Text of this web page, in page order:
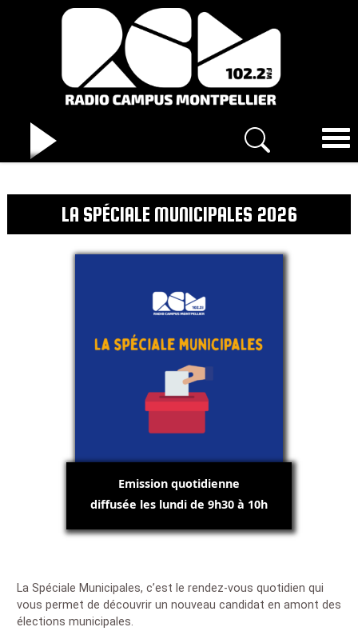
LA SPÉCIALE MUNICIPALES 2026
Emission quotidienne
diffusée les lundi de 9h30 à 10h
La Spéciale Municipales, c’est le rendez-vous quotidien qui
vous permet de découvrir un nouveau candidat en amont des
élections municipales.